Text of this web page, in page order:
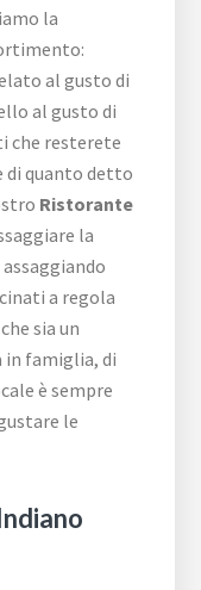
la
al gusto di
al gusto di
che resterete
di quanto detto
Ristorante
la
a regola
sia un
in famiglia, di
è sempre
le